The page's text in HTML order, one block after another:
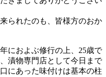
られたのも、皆様方のおか
におよぶ修行の上、25歳で
漬物専門店として今日まで
にあった味付けは基本の柱